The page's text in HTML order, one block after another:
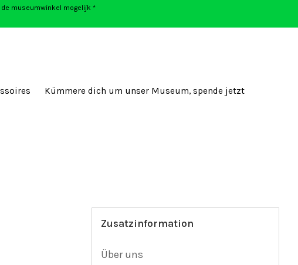
de museumwinkel mogelijk *
Kümmere dich um unser Museum, spende jetzt
Zusatzinformation
Über uns